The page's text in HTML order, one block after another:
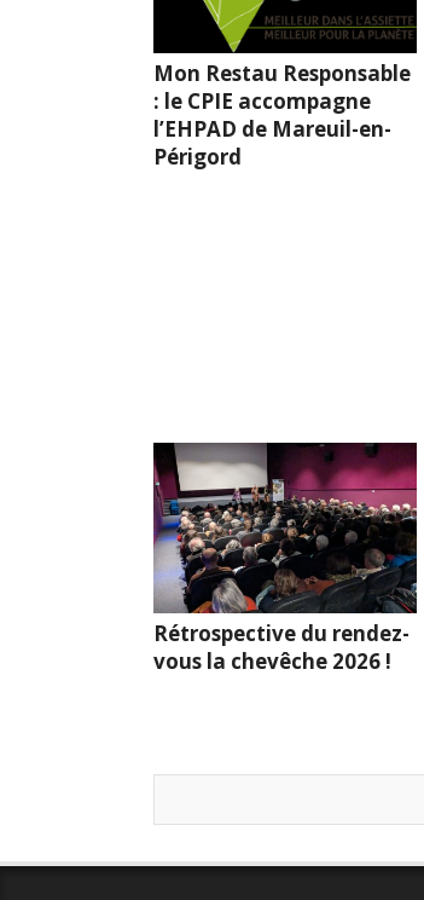
Mon Restau Responsable
: le CPIE accompagne
l’EHPAD de Mareuil-en-
Périgord
Rétrospective du rendez-
vous la chevêche 2026 !